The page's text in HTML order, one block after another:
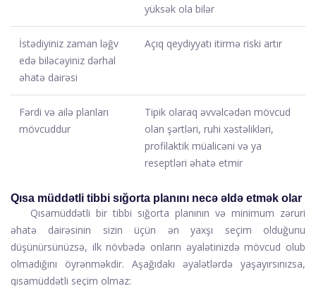
yüksək ola bilər
İstədiyiniz zaman ləğv
edə biləcəyiniz dərhal
əhatə dairəsi
Açıq qeydiyyatı itirmə riski artır
Fərdi və ailə planları
mövcuddur
Tipik olaraq əvvəlcədən mövcud
olan şərtləri, ruhi xəstəlikləri,
profilaktik müalicəni və ya
reseptləri əhatə etmir
Qısa müddətli tibbi sığorta planını necə əldə etmək olar
Qısamüddətli bir tibbi sığorta planının və minimum zəruri
əhatə dairəsinin sizin üçün ən yaxşı seçim olduğunu
düşünürsünüzsə, ilk növbədə onların əyalətinizdə mövcud olub
olmadığını öyrənməkdir. Aşağıdakı əyalətlərdə yaşayırsınızsa,
qısamüddətli seçim olmaz: